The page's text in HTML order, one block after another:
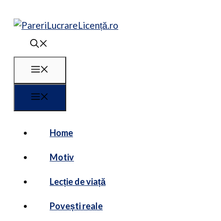
conținut
Home
Motiv
Lecție de viață
Povești reale